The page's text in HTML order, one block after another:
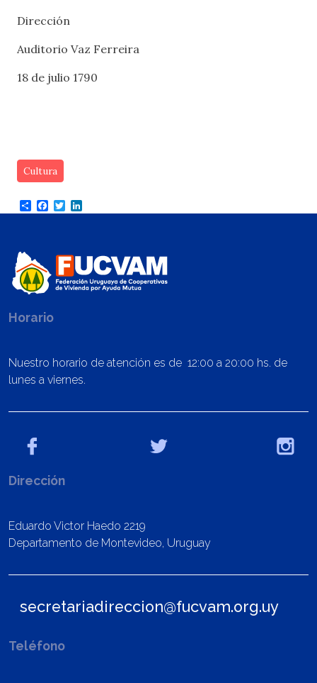
Dirección
Auditorio Vaz Ferreira
18 de julio 1790
Cultura
ShareFacebook
Twitter
Horario
Nuestro horario de atención es de 12:00 a 20:00 hs. de
lunes a viernes.
Dirección
Eduardo Victor Haedo 2219
Departamento de Montevideo, Uruguay
secretariadireccion@fucvam.org.uy
Teléfono